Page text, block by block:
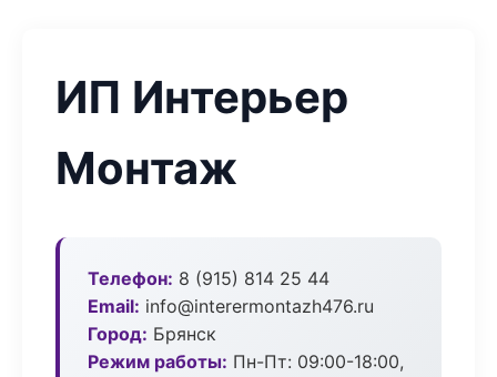
ИП Интерьер
Монтаж
Телефон: 8 (915) 814 25 44
Email: info@interermontazh476.ru
Город: Брянск
Режим работы: Пн-Пт: 09:00-18:00,